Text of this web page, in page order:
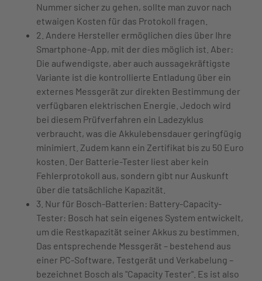
Nummer sicher zu gehen, sollte man zuvor nach
etwaigen Kosten für das Protokoll fragen.
2. Andere Hersteller ermöglichen dies über Ihre
Smartphone-App, mit der dies möglich ist. Aber:
Die aufwendigste, aber auch aussagekräftigste
Variante ist die kontrollierte Entladung über ein
externes Messgerät zur direkten Bestimmung der
verfügbaren elektrischen Energie. Jedoch wird
bei diesem Prüfverfahren ein Ladezyklus
verbraucht, was die Akkulebensdauer geringfügig
minimiert. Zudem kann ein Zertifikat bis zu 50 Euro
kosten. Der Batterie-Tester liest aber kein
Fehlerprotokoll aus, sondern gibt nur Auskunft
über die tatsächliche Kapazität.
3. Nur für Bosch-Batterien: Battery-Capacity-
Tester: Bosch hat sein eigenes System entwickelt,
um die Restkapazität seiner Akkus zu bestimmen.
Das entsprechende Messgerät – bestehend aus
einer PC-Software, Testgerät und Verkabelung –
bezeichnet Bosch als "Capacity Tester". Es ist also